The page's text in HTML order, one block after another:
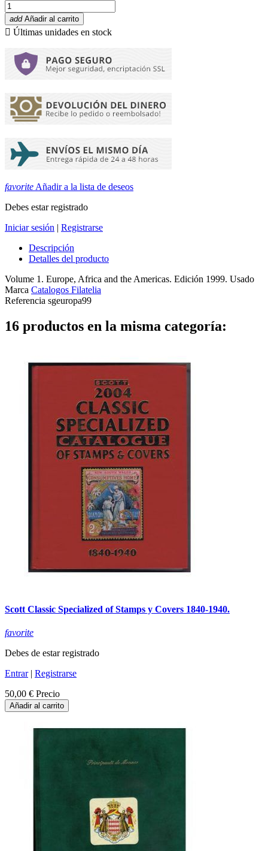
add Añadir al carrito
 Últimas unidades en stock
favorite Añadir a la lista de deseos
Debes estar registrado
Iniciar sesión | Registrarse
Descripción
Detalles del producto
Volume 1. Europe, Africa and the Americas. Edición 1999. Usado
Marca Catalogos Filatelia
Referencia sgeuropa99
16 productos en la misma categoría:
Scott Classic Specialized of Stamps y Covers 1840-1940.
favorite
Debes de estar registrado
Entrar| Registrarse
50,00 € Precio
Añadir al carrito